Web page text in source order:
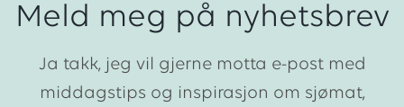
Meld meg på nyhetsbrev
Ja takk, jeg vil gjerne motta e-post med
middagstips og inspirasjon om sjømat,